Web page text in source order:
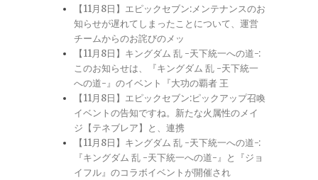
【11月8日】エピックセブン:メンテナンスのお
知らせが遅れてしまったことについて、運営
チームからのお詫びのメッ
【11月8日】キングダム 乱 -天下統一への道-:
このお知らせは、『キングダム 乱 -天下統一
への道-』のイベント『大功の覇者 王
【11月8日】エピックセブン:ピックアップ召喚
イベントの告知ですね。新たな火属性のメイ
ジ【テネブレア】と、連携
【11月8日】キングダム 乱 -天下統一への道-:
『キングダム 乱 -天下統一への道-』と『ジョ
イフル』のコラボイベントが開催され